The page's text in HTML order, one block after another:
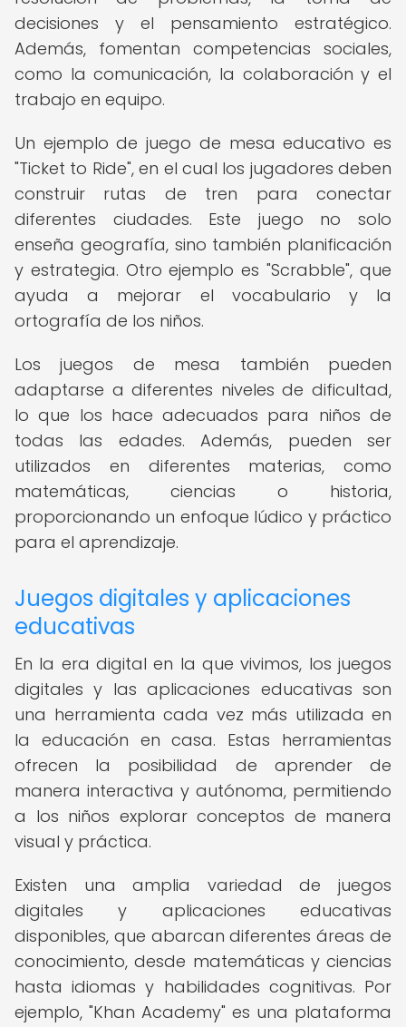
decisiones y el pensamiento estratégico.
Además, fomentan competencias sociales,
como la comunicación, la colaboración y el
trabajo en equipo.
Un ejemplo de juego de mesa educativo es
"Ticket to Ride", en el cual los jugadores deben
construir rutas de tren para conectar
diferentes ciudades. Este juego no solo
enseña geografía, sino también planificación
y estrategia. Otro ejemplo es "Scrabble", que
ayuda a mejorar el vocabulario y la
ortografía de los niños.
Los juegos de mesa también pueden
adaptarse a diferentes niveles de dificultad,
lo que los hace adecuados para niños de
todas las edades. Además, pueden ser
utilizados en diferentes materias, como
matemáticas, ciencias o historia,
proporcionando un enfoque lúdico y práctico
para el aprendizaje.
Juegos digitales y aplicaciones
educativas
En la era digital en la que vivimos, los juegos
digitales y las aplicaciones educativas son
una herramienta cada vez más utilizada en
la educación en casa. Estas herramientas
ofrecen la posibilidad de aprender de
manera interactiva y autónoma, permitiendo
a los niños explorar conceptos de manera
visual y práctica.
Existen una amplia variedad de juegos
digitales y aplicaciones educativas
disponibles, que abarcan diferentes áreas de
conocimiento, desde matemáticas y ciencias
hasta idiomas y habilidades cognitivas. Por
ejemplo, "Khan Academy" es una plataforma